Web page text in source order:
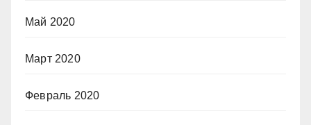
Май 2020
Март 2020
Февраль 2020